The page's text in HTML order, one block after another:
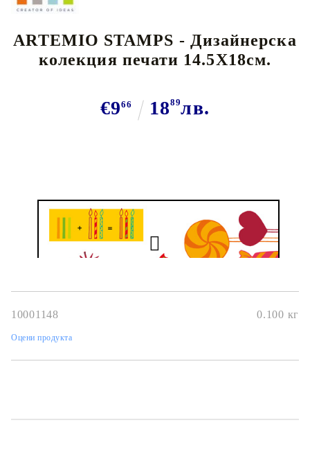
ARTEMIO STAMPS - Дизайнерска
колекция печати 14.5Х18см.
€966 1889лв.
10001148 0.100 кг
Оцени продукта